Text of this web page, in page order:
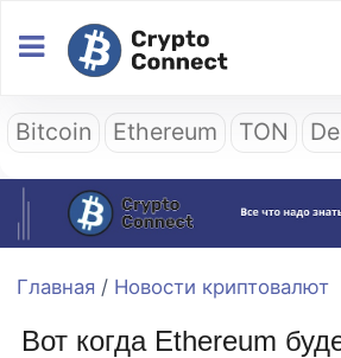
Bitcoin Ethereum TON
Главная / Новости криптовалют
Вот когда Ethereum